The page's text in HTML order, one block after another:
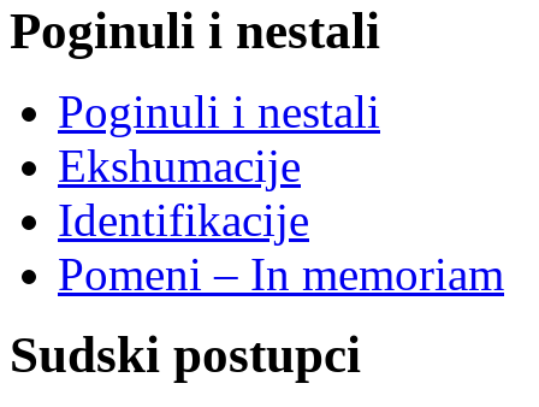
Poginuli i nestali
Poginuli i nestali
Ekshumacije
Identifikacije
Pomeni – In memoriam
Sudski postupci